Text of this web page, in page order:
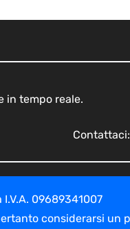
in tempo reale.
Contattaci:
I.V.A. 09689341007
considerarsi un